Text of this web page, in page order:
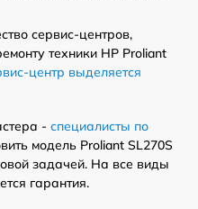
сервис-центров,
техники HP Proliant
центр выделяется
- специалисты по
модель Proliant SL270S
задачей. На все виды
гарантия.